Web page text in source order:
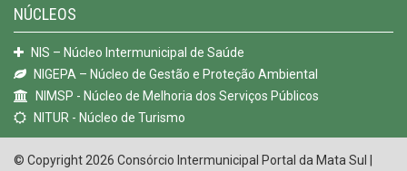
NÚCLEOS
NIS – Núcleo Intermunicipal de Saúde
NIGEPA – Núcleo de Gestão e Proteção Ambiental
NIMSP - Núcleo de Melhoria dos Serviços Públicos
NITUR - Núcleo de Turismo
© Copyright 2026 Consórcio Intermunicipal Portal da Mata Sul |